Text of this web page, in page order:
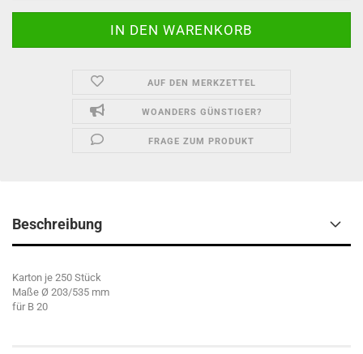
AUF DEN MERKZETTEL
WOANDERS GÜNSTIGER?
FRAGE ZUM PRODUKT
Beschreibung
Karton je 250 Stück
Maße Ø 203/535 mm
für B 20